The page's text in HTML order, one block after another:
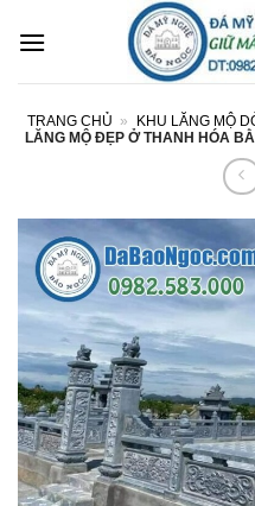
qua
TRANG CHỦ » KHU LĂNG MỘ
LĂNG MỘ ĐẸP Ở THANH HÓA